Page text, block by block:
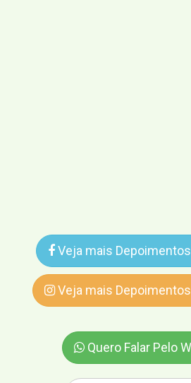
Veja mais
Veja mais
Quero Falar Pelo